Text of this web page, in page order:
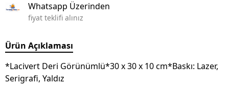
Whatsapp Üzerinden
fiyat teklifi alınız
Ürün Açıklaması
*Lacivert Deri Görünümlü*30 x 30 x 10 cm*Baskı: Lazer,
Serigrafi, Yaldız